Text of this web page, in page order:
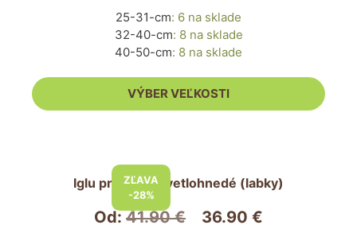
25-31-cm: 6 na sklade
32-40-cm: 8 na sklade
40-50-cm: 8 na sklade
VÝBER VEĽKOSTI
vybrať
stránke
ZĽAVA
-28%
Iglu pre psa – svetlohnedé (labky)
Od:41.90€ 36.90 €